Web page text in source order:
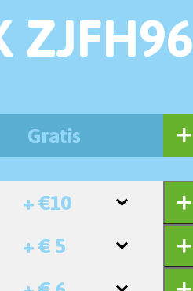
ZJFH96
Gratis
+ €10
+ € 5